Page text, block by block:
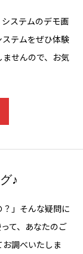
ステムのデモ画
テムをぜひ体験
せんので、お気
♪
？」そんな疑問に
て、あなたのご
調べいたしま